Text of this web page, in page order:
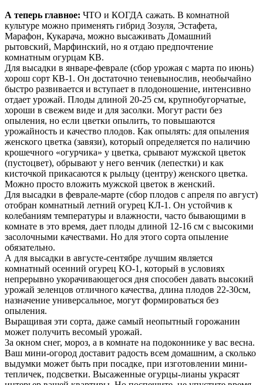
А теперь главное: ЧТО и КОГДА сажать. В комнатной
культуре можно применять гибрид Зозуля, Эстафета,
Марафон, Кукарача, можно высаживать Домашний
рытовский, Марфинский, но я отдаю предпочтение
комнатным огурцам КВ.
Для высадки в январе-феврале (сбор урожая с марта по июнь)
хорош сорт КВ-1. Он достаточно теневынослив, необычайно
быстро развивается и вступает в плодоношение, интенсивно
отдает урожай. Плоды длиной 20-25 см, крупнобугорчатые,
хороши в свежем виде и для засолки. Могут расти без
опыления, но если цветки опылить, то повышаются
урожайность и качество плодов. Как опылять: для опыления
женского цветка (завязи), который определяется по наличию
крошечного «огурчика» у цветка, срывают мужской цветок
(пустоцвет), обрывают у него венчик (лепестки) и как
кисточкой прикасаются к рыльцу (центру) женского цветка.
Можно просто вложить мужской цветок в женский.
Для высадки в феврале-марте (сбор плодов с апреля по август)
отобран комнатный летний огурец КЛ-1. Он устойчив к
колебаниям температуры и влажности, часто бывающими в
комнате в это время, дает плоды длиной 12-16 см с высокими
засолочными качествами. Но для этого сорта опыление
обязательно.
А для высадки в августе-сентябре лучшим является
комнатный осенний огурец КО-1, который в условиях
непрерывно укорачивающегося дня способен давать высокий
урожай зеленцов отличного качества, длина плодов 22-30см,
назначение универсальное, могут формироваться без
опыления.
Выращивая эти сорта, даже самый неопытный горожанин
может получить весомый урожай.
3а окном снег, мороз, а в комнате на подоконнике у вас весна.
Ваш мини-огород доставит радость всем домашним, а сколько
выдумки может быть при посадке, при изготовлении мини-
тепличек, подсветки. Высаженные огурцы-лианы украсят